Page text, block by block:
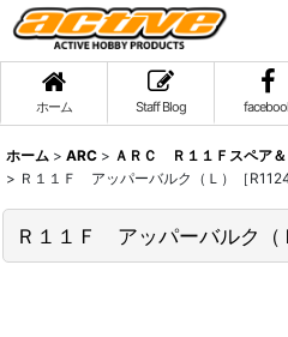
ホーム Staff Blog
ホーム > ARC > ＡＲＣ Ｒ１１Ｆスペア
> Ｒ１１Ｆ アッパーバルク（Ｌ）［
Ｒ１１Ｆ アッパーバルク（